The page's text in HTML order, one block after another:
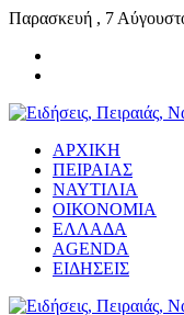
Παρασκευή , 7
ΑΡΧΙΚΗ
ΠΕΙΡΑΙΑΣ
ΝΑΥΤΙΛΙΑ
ΟΙΚΟΝΟΜΙΑ
ΕΛΛΑΔΑ
AGENDA
ΕΙΔΗΣΕΙΣ